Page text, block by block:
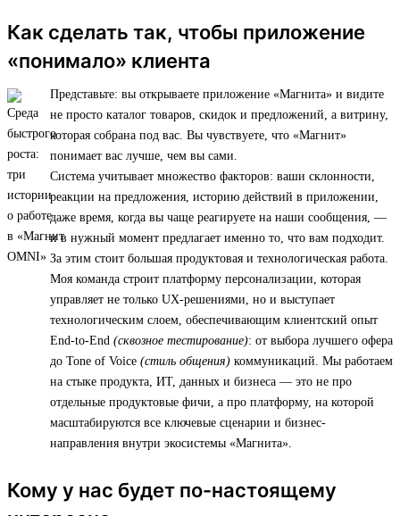
Как сделать так, чтобы приложение
«понимало» клиента
Представьте: вы открываете приложение «Магнита» и видите
не просто каталог товаров, скидок и предложений, а витрину,
которая собрана под вас. Вы чувствуете, что «Магнит»
понимает вас лучше, чем вы сами.
Система учитывает множество факторов: ваши склонности,
реакции на предложения, историю действий в приложении,
даже время, когда вы чаще реагируете на наши сообщения, —
и в нужный момент предлагает именно то, что вам подходит.
За этим стоит большая продуктовая и технологическая работа.
Моя команда строит платформу персонализации, которая
управляет не только UX-решениями, но и выступает
технологическим слоем, обеспечивающим клиентский опыт
End-to-End (сквозное тестирование): от выбора лучшего офера
до Tone of Voice (стиль общения) коммуникаций. Мы работаем
на стыке продукта, ИТ, данных и бизнеса — это не про
отдельные продуктовые фичи, а про платформу, на которой
масштабируются все ключевые сценарии и бизнес-
направления внутри экосистемы «Магнита».
Кому у нас будет по-настоящему